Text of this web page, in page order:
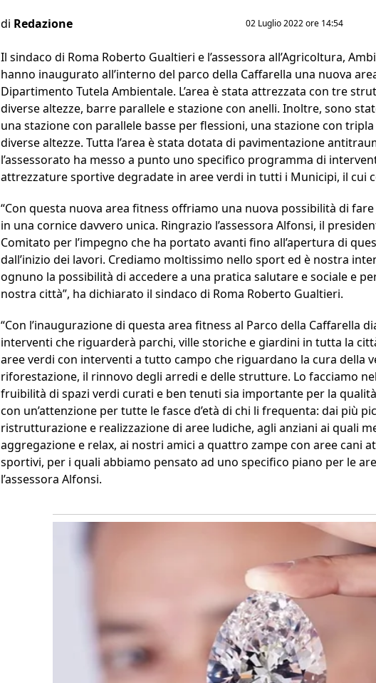
di Redazione 02 Luglio 2022 ore 14:54
Il sindaco di Roma Roberto Gualtieri e l’assessora all’Agricoltura,
hanno inaugurato all’interno del parco della Caffarella una nuova
Dipartimento Tutela Ambientale. L’area è stata attrezzata con tre
diverse altezze, barre parallele e stazione con anelli. Inoltre, sono
una stazione con parallele basse per flessioni, una stazione con
diverse altezze. Tutta l’area è stata dotata di pavimentazione
l’assessorato ha messo a punto uno specifico programma di
attrezzature sportive degradate in aree verdi in tutti i Municipi, il cui
“Con questa nuova area fitness offriamo una nuova possibilità di
in una cornice davvero unica. Ringrazio l’assessora Alfonsi, il
Comitato per l’impegno che ha portato avanti fino all’apertura di
dall’inizio dei lavori. Crediamo moltissimo nello sport ed è nostra
ognuno la possibilità di accedere a una pratica salutare e sociale e
nostra città”, ha dichiarato il sindaco di Roma Roberto Gualtieri.
“Con l’inaugurazione di questa area fitness al Parco della Caffarella
interventi che riguarderà parchi, ville storiche e giardini in tutta la
aree verdi con interventi a tutto campo che riguardano la cura della
riforestazione, il rinnovo degli arredi e delle strutture. Lo facciamo
fruibilità di spazi verdi curati e ben tenuti sia importante per la
con un’attenzione per tutte le fasce d’età di chi li frequenta: dai più
ristrutturazione e realizzazione di aree ludiche, agli anziani ai quali
aggregazione e relax, ai nostri amici a quattro zampe con aree cani
sportivi, per i quali abbiamo pensato ad uno specifico piano per le
l’assessora Alfonsi.